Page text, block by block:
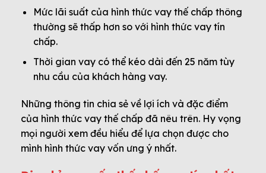
Mức lãi suất của hình thức vay thế chấp thông
thường sẽ thấp hơn so với hình thức vay tín
chấp.
Thời gian vay có thể kéo dài đến 25 năm tùy
nhu cầu của khách hàng vay.
Những thông tin chia sẻ về lợi ích và đặc điểm
của hình thức vay thế chấp đã nêu trên. Hy vọng
mọi người xem đều hiểu để lựa chọn được cho
mình hình thức vay vốn ưng ý nhất.